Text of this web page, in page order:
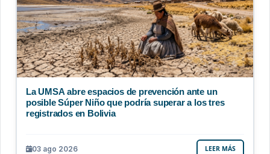
La UMSA abre espacios de prevención ante un
posible Súper Niño que podría superar a los tres
registrados en Bolivia
03 ago 2026 LEER MÁS